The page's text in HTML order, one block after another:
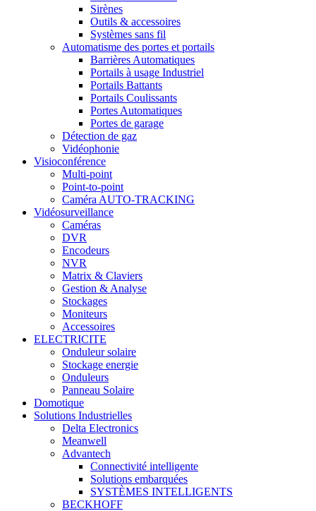
Sirènes
Outils & accessoires
Systèmes sans fil
Automatisme des portes et portails
Barrières Automatiques
Portails à usage Industriel
Portails Battants
Portails Coulissants
Portes Automatiques
Portes de garage
Détection de gaz
Vidéophonie
Visioconférence
Multi-point
Point-to-point
Caméra AUTO-TRACKING
Vidéosurveillance
Caméras
DVR
Encodeurs
NVR
Matrix & Claviers
Gestion & Analyse
Stockages
Moniteurs
Accessoires
ELECTRICITE
Onduleur solaire
Stockage energie
Onduleurs
Panneau Solaire
Domotique
Solutions Industrielles
Delta Electronics
Meanwell
Advantech
Connectivité intelligente
Solutions embarquées
SYSTÈMES INTELLIGENTS
BECKHOFF